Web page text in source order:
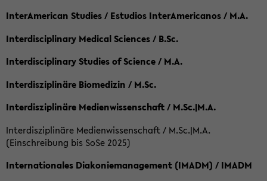
InterAmerican Studies / Estudios InterAmericanos / M.A.
Interdisciplinary Medical Sciences / B.Sc.
Interdisciplinary Studies of Science / M.A.
Interdisziplinäre Biomedizin / M.Sc.
Interdisziplinäre Medienwissenschaft / M.Sc.|M.A.
Interdisziplinäre Medienwissenschaft / M.Sc.|M.A.
(Einschreibung bis SoSe 2025)
Internationales Diakoniemanagement (IMADM) / IMADM